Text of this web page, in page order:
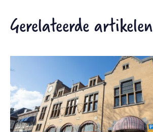
Gerelateerde artikelen